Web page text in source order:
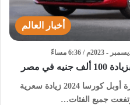
أخبار العالم
القاهره / سفنكس نيوز شهدت السيارة أوبل كورسا 2024 زيادة سعرية
جميع الفئات…